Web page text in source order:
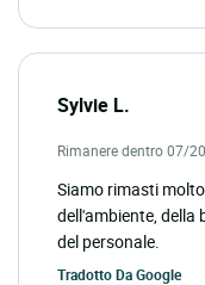
Sylvie L.
Rimanere dentro 07/
Siamo rimasti
dell'ambiente, della
del personale.
Tradotto DaGoogle